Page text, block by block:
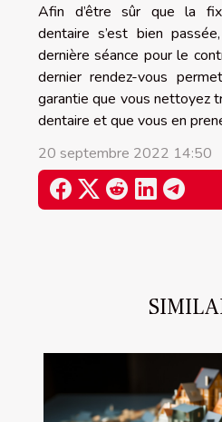
Afin d’être sûr que la
dentaire s’est bien
dernière séance pour le
dernier rendez-vous
garantie que vous nettoyez
dentaire et que vous en
20 septembre 2022 14:50